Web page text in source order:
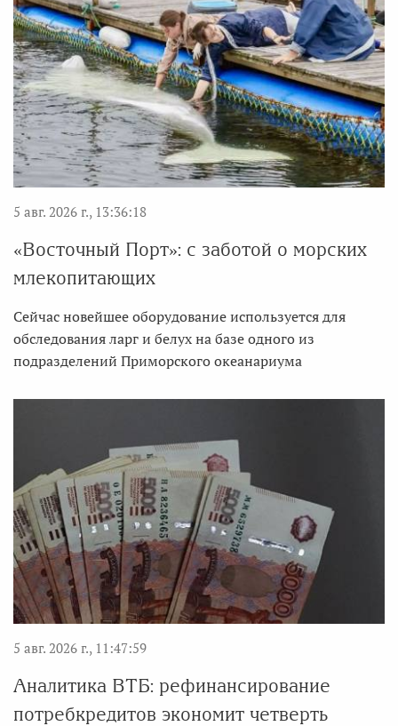
5 авг. 2026 г., 13:36:18
«Восточный Порт»: с заботой о морских
млекопитающих
Сейчас новейшее оборудование используется для
обследования ларг и белух на базе одного из
подразделений Приморского океанариума
5 авг. 2026 г., 11:47:59
Аналитика ВТБ: рефинансирование
потребкредитов экономит четверть